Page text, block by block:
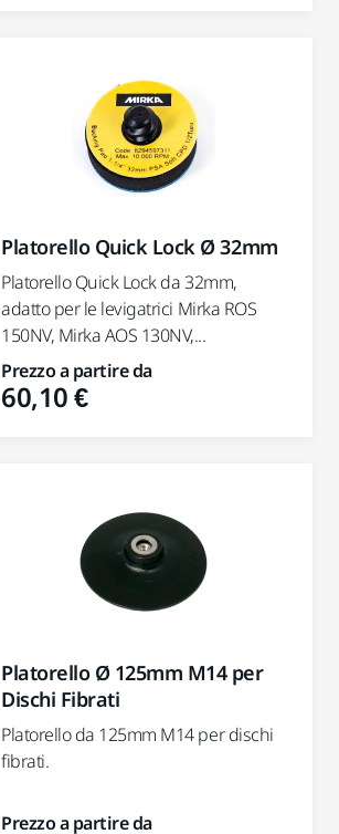
Platorello Quick Lock Ø 32mm
Platorello Quick Lock da 32mm,
adatto per le levigatrici Mirka ROS
150NV, Mirka AOS 130NV,...
Prezzo a partire da
60,10 €
Platorello Ø 125mm M14 per
Dischi Fibrati
Platorello da 125mm M14 per dischi
fibrati.
Prezzo a partire da